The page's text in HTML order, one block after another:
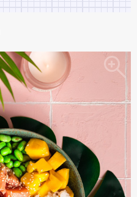
zoom_in